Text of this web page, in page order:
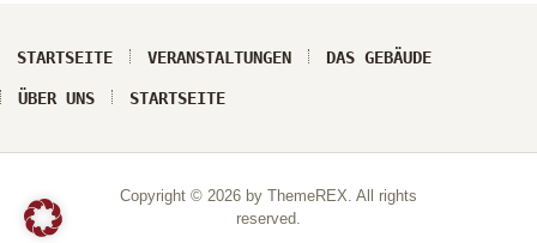
N
v
g
a
STARTSEITE VERANSTALTUNGEN DAS GEBÄUDE
ÜBER UNS STARTSEITE
Copyright © 2026 by ThemeREX. All rights
reserved.